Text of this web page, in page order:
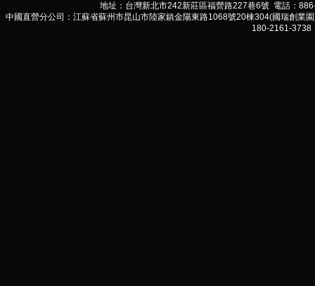
地址：台灣新北市242新莊區福營路227巷6號 電話：
中國直營分公司：江蘇省蘇州市昆山市陸家鎮金陽東路1068號20棟304(國瑞創
180-2161-3738